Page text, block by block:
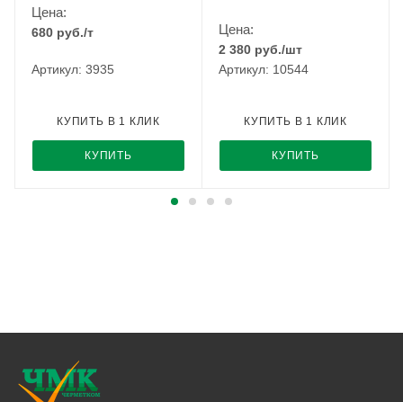
Цена:
680 руб./т
Артикул: 3935
КУПИТЬ
КУПИТЬ В 1 КЛИК
Цена:
2 380 руб./шт
Артикул: 10544
КУПИТЬ
КУПИТЬ В 1 КЛИК